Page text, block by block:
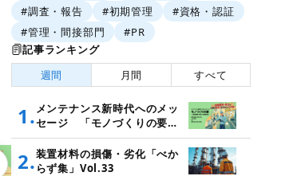
#調査・報告
#初期管理
#資格・認証
#管理・間接部門
#PR
記事ランキング
週間
月間 すべて
1.メンテナンス新時代へのメッ
セージ 「モノづくりの要
～設備管理・保全と価値創造
～」
2.装置材料の損傷・劣化「べか
らず集」Vol.33